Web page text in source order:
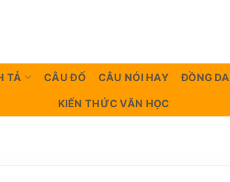
TẢ CÂU ĐỐ CÂU NÓI HAY ĐỒNG
KIẾN THỨC VĂN HỌC